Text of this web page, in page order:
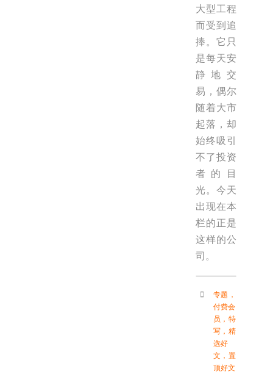
大型工程
而受到追
捧。它只
是每天安
静地交
易，偶尔
随着大市
起落，却
始终吸引
不了投资
者的目
光。今天
出现在本
栏的正是
这样的公
司。
专题 ，
付费会
员 ， 特
写 ， 精
选好
文 ， 置
顶好文